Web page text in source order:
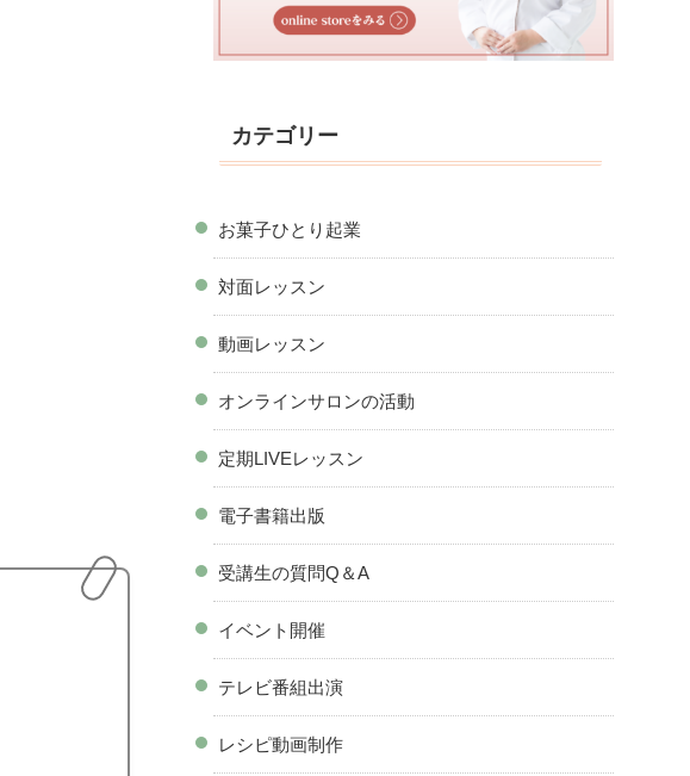
カテゴリー
お菓子ひとり起業
対面レッスン
動画レッスン
オンラインサロンの活動
定期LIVEレッスン
電子書籍出版
受講生の質問Q＆A
イベント開催
テレビ番組出演
レシピ動画制作